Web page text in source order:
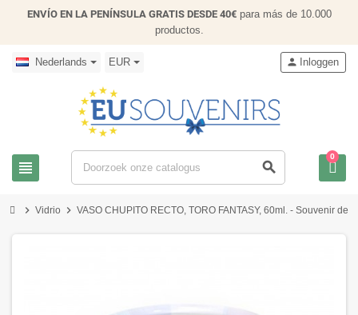
ENVÍO EN LA PENÍNSULA GRATIS DESDE 40€para más de 10.000
productos.
Nederlands EUR
view_headline search
person Inloggen
0
chevron_right Vidrio chevron_right VASO CHUPITO RECTO, TORO FANTASY, 60ml. - Souvenir de